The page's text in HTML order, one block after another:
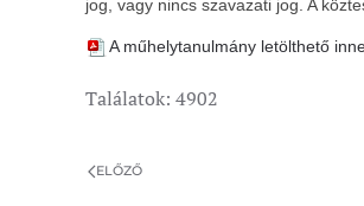
jog, vagy nincs szavazati jog. A
A műhelytanulmány letölthető
Találatok: 4902
ELŐZŐ